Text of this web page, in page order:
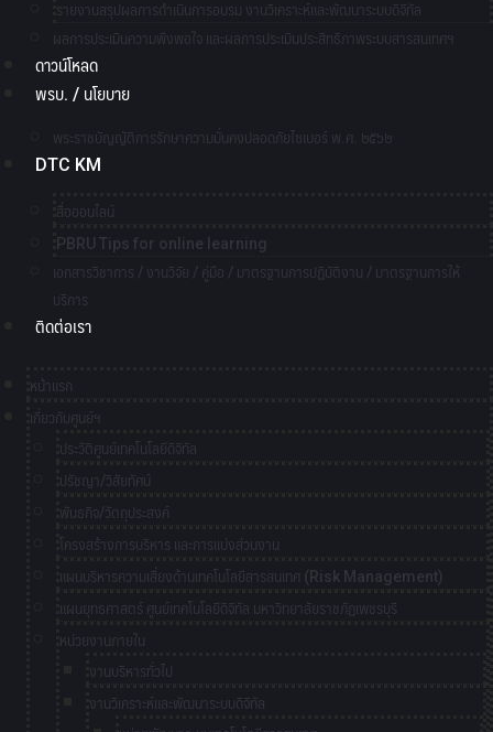
รายงานสรุปผลการดำเนินการอบรม งานวิเคราะห์และพัฒนาระบบดิจิทัล
ผลการประเมินความพึงพอใจ และผลการประเมินประสิทธิภาพระบบสารสนเทศฯ
ดาวน์โหลด
พรบ. / นโยบาย
พระราชบัญญัติการรักษาความมั่นคงปลอดภัยไซเบอร์ พ.ศ. ๒๕๖๒
DTC KM
สื่อออนไลน์
PBRU Tips for online learning
เอกสารวิชาการ / งานวิจัย / คู่มือ / มาตรฐานการปฏิบัติงาน / มาตรฐานการให้
บริการ
ติดต่อเรา
หน้าแรก
เกี่ยวกับศูนย์ฯ
ประวัติศูนย์เทคโนโลยีดิจิทัล
ปรัชญา/วิสัยทัศน์
พันธกิจ/วัตถุประสงค์
โครงสร้างการบริหาร และการแบ่งส่วนงาน
แผนบริหารความเสี่ยงด้านเทคโนโลยีสารสนเทศ (Risk Management)
แผนยุทธศาสตร์ ศูนย์เทคโนโลยีดิจิทัล มหาวิทยาลัยราชภัฏเพชรบุรี
หน่วยงานภายใน
งานบริหารทั่วไป
งานวิเคราะห์และพัฒนาระบบดิจิทัล